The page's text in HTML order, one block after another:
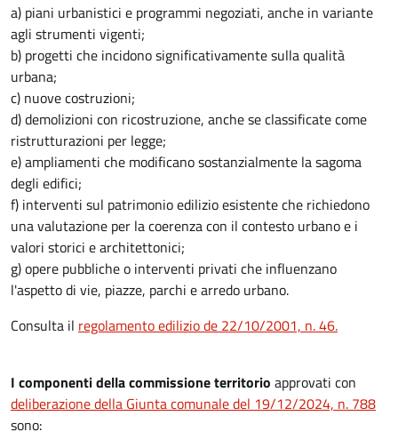
a) piani urbanistici e programmi negoziati, anche in variante
agli strumenti vigenti;
b) progetti che incidono significativamente sulla qualità
urbana;
c) nuove costruzioni;
d) demolizioni con ricostruzione, anche se classificate come
ristrutturazioni per legge;
e) ampliamenti che modificano sostanzialmente la sagoma
degli edifici;
f) interventi sul patrimonio edilizio esistente che richiedono
una valutazione per la coerenza con il contesto urbano e i
valori storici e architettonici;
g) opere pubbliche o interventi privati che influenzano
l'aspetto di vie, piazze, parchi e arredo urbano.
Consulta il regolamento edilizio de 22/10/2001, n. 46.
I componenti della commissione territorio approvati con
deliberazione della Giunta comunale del 19/12/2024, n. 788
sono: